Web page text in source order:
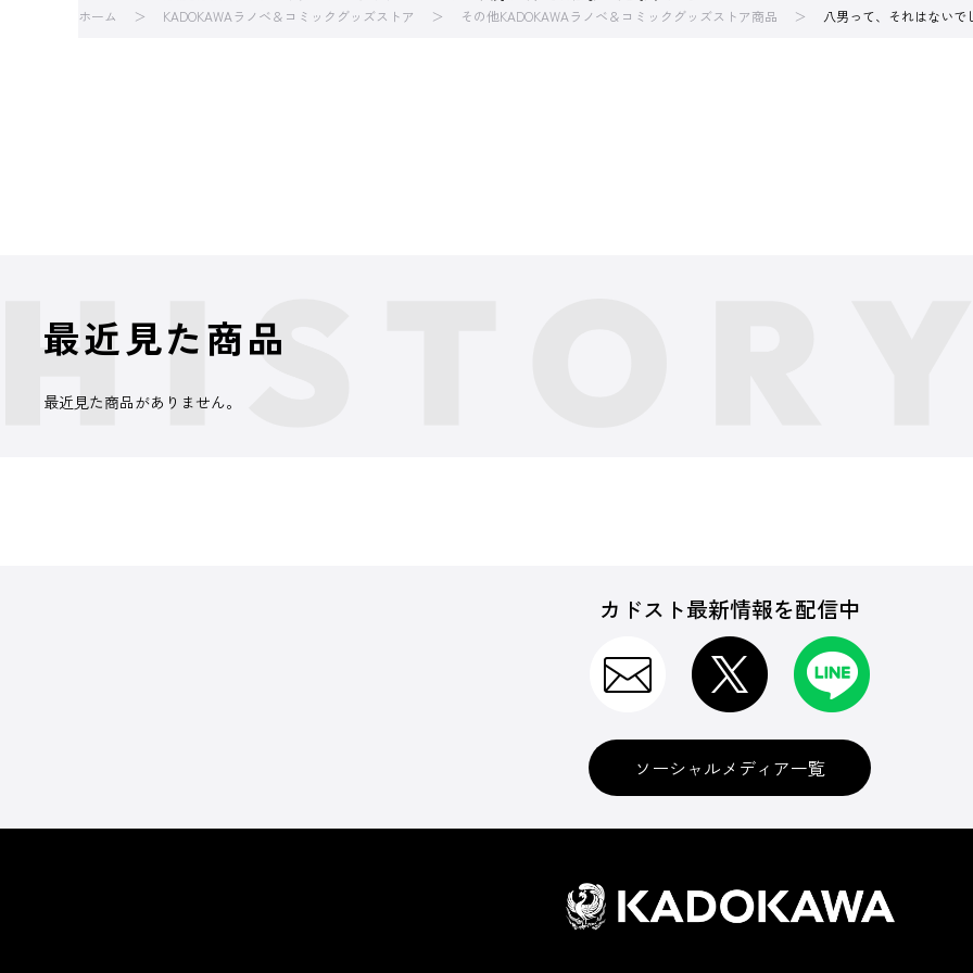
ホーム
KADOKAWAラノベ＆コミックグッズストア その他KADOKAWAラノベ＆コミックグッズストア商品 八男って、それはない
最近見た商品
最近見た商品がありません。
カドスト最新情報を配信中
ソーシャルメディア一覧